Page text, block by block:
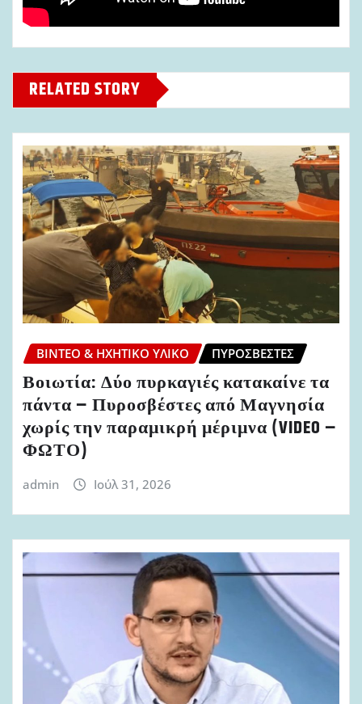
RELATED STORY
ΒΊΝΤΕΟ & ΗΧΗΤΙΚΌ ΥΛΙΚΌ ΠΥΡΟΣΒΈΣΤΕΣ
Βοιωτία: Δύο πυρκαγιές κατακαίνε τα
πάντα – Πυροσβέστες από Μαγνησία
χωρίς την παραμικρή μέριμνα (VIDEO –
ΦΩΤΟ)
admin Ιούλ 31, 2026